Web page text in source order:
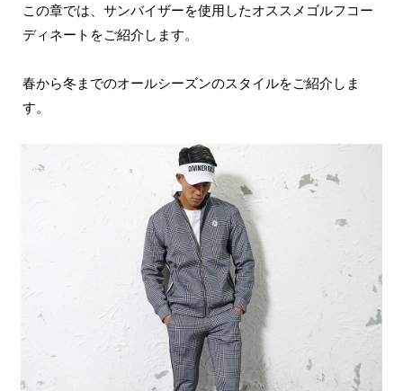
この章では、サンバイザーを使用したオススメゴルフコー
ディネートをご紹介します。
春から冬までのオールシーズンのスタイルをご紹介しま
す。